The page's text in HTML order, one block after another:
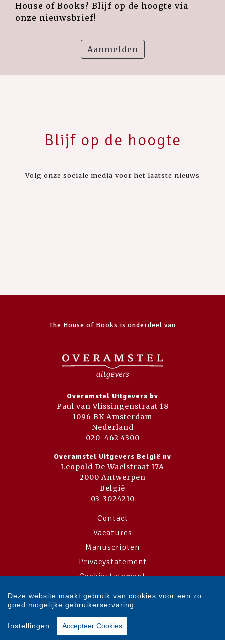
House of Books? Blijf op de hoogte via
onze nieuwsbrief!
Aanmelden
Blijf op de hoogte
Volg onze sociale media voor het laatste nieuws
The House of Books is onderdeel van
Overamstel Uitgevers bv
Paul van Vlissingenstraat 18
1096 BK Amsterdam
Nederland
020-462 4300
Overamstel Uitgevers België nv
Leopold De Waelstraat 17A
2000 Antwerpen
België
03-3024210
Contact
Vacatures
Manuscripten
Privacystatement
Cookiestatement
Cookie-instellingen
Copyright © 2007-2026 Overamstel Uitgevers - Alle rechten voorbehouden
- Ontwerp door
Deze website maakt gebruik van cookies voor een zo
goed mogelijke gebruikerservaring
Instellingen Accepteer Cookies